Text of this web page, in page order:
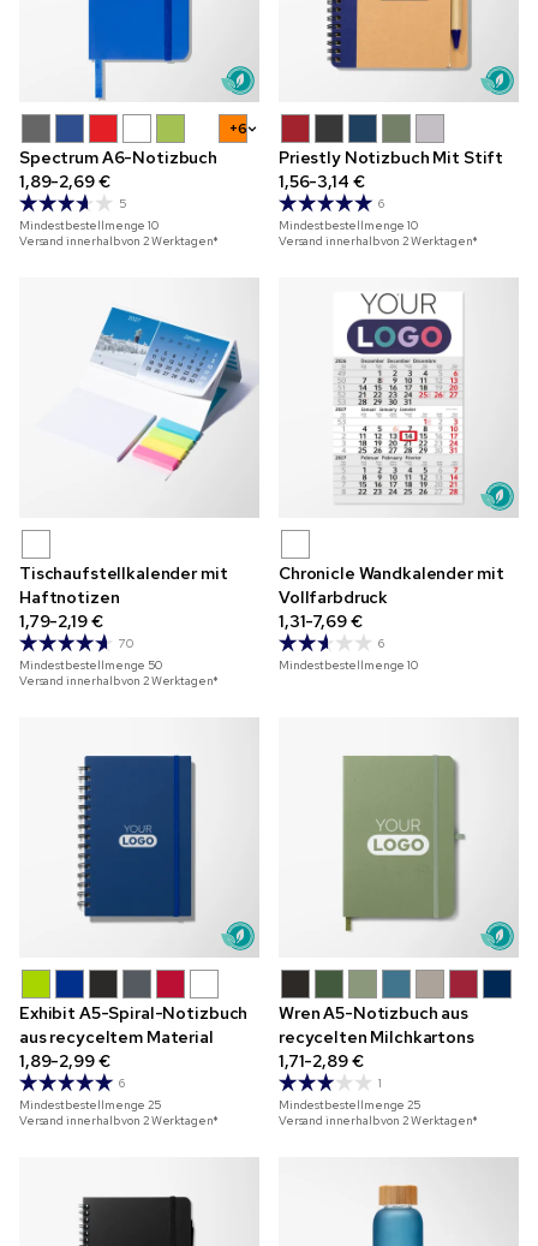
+6
Spectrum A6-Notizbuch
1,89-2,69 €
5
Mindestbestellmenge10
Versand innerhalb von 2 Werktagen*
Priestly Notizbuch Mit Stift
1,56-3,14 €
6
Mindestbestellmenge10
Versand innerhalb von 2 Werktagen*
Tischaufstellkalender mit
Haftnotizen
1,79-2,19 €
70
Mindestbestellmenge 50
Versand innerhalb von 2 Werktagen*
Chronicle Wandkalender mit
Vollfarbdruck
1,31-7,69 €
6
Mindestbestellmenge10
Exhibit A5-Spiral-Notizbuch
aus recyceltem Material
1,89-2,99 €
6
Mindestbestellmenge25
Versand innerhalb von 2 Werktagen*
Wren A5-Notizbuch aus
recycelten Milchkartons
1,71-2,89 €
1
Mindestbestellmenge25
Versand innerhalb von 2 Werktagen*